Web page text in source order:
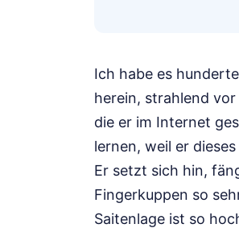
Ich habe es
herein, strahlend
die er im Internet
lernen, weil er
Er setzt sich hin,
Fingerkuppen so
Saitenlage ist so